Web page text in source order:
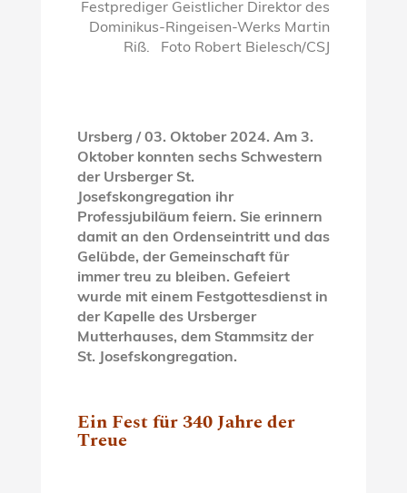
Festprediger Geistlicher Direktor des
Dominikus-Ringeisen-Werks Martin
Riß. Foto Robert Bielesch/CSJ
Ursberg / 03. Oktober 2024. Am 3.
Oktober konnten sechs Schwestern
der Ursberger St.
Josefskongregation ihr
Professjubiläum feiern. Sie erinnern
damit an den Ordenseintritt und das
Gelübde, der Gemeinschaft für
immer treu zu bleiben. Gefeiert
wurde mit einem Festgottesdienst in
der Kapelle des Ursberger
Mutterhauses, dem Stammsitz der
St. Josefskongregation.
Ein Fest für 340 Jahre der
Treue